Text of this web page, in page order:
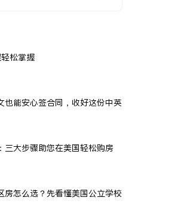
松掌握
也能安心签合同，收好这份中英
三大步骤助您在美国轻松购房
房怎么选？先看懂美国公立学校